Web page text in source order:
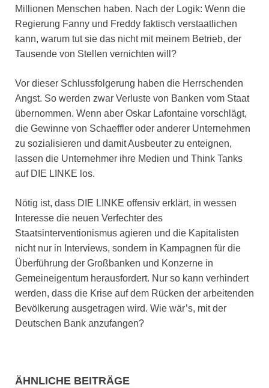
Millionen Menschen haben. Nach der Logik: Wenn die
Regierung Fanny und Freddy faktisch verstaatlichen
kann, warum tut sie das nicht mit meinem Betrieb, der
Tausende von Stellen vernichten will?
Vor dieser Schlussfolgerung haben die Herrschenden
Angst. So werden zwar Verluste von Banken vom Staat
übernommen. Wenn aber Oskar Lafontaine vorschlägt,
die Gewinne von Schaeffler oder anderer Unternehmen
zu sozialisieren und damit Ausbeuter zu enteignen,
lassen die Unternehmer ihre Medien und Think Tanks
auf DIE LINKE los.
Nötig ist, dass DIE LINKE offensiv erklärt, in wessen
Interesse die neuen Verfechter des
Staatsinterventionismus agieren und die Kapitalisten
nicht nur in Interviews, sondern in Kampagnen für die
Überführung der Großbanken und Konzerne in
Gemeineigentum herausfordert. Nur so kann verhindert
werden, dass die Krise auf dem Rücken der arbeitenden
Bevölkerung ausgetragen wird. Wie wär’s, mit der
Deutschen Bank anzufangen?
ÄHNLICHE BEITRÄGE